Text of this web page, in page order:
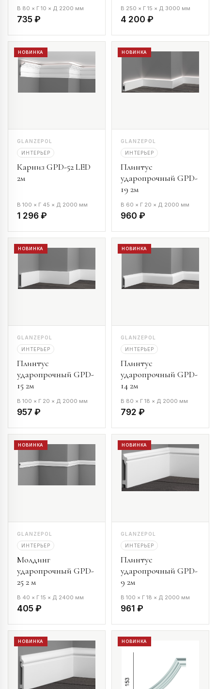
В 80 × Г 10 × Д 2200 мм
735 ₽
В 250 × Г 15 × Д 3000 мм
4 200 ₽
НОВИНКА
GLANZEPOL
ИНТЕРЬЕР
Карниз GPD-52 LED
2м
В 100 × Г 45 × Д 2000 мм
1 296 ₽
НОВИНКА
GLANZEPOL
ИНТЕРЬЕР
Плинтус
ударопрочный GPD-
19 2м
В 60 × Г 20 × Д 2000 мм
960 ₽
НОВИНКА
GLANZEPOL
ИНТЕРЬЕР
Плинтус
ударопрочный GPD-
15 2м
В 100 × Г 20 × Д 2000 мм
957 ₽
НОВИНКА
GLANZEPOL
ИНТЕРЬЕР
Плинтус
ударопрочный GPD-
14 2м
В 80 × Г 18 × Д 2000 мм
792 ₽
НОВИНКА
GLANZEPOL
ИНТЕРЬЕР
Молдинг
ударопрочный GPD-
25 2 м
В 40 × Г 15 × Д 2400 мм
405 ₽
НОВИНКА
GLANZEPOL
ИНТЕРЬЕР
Плинтус
ударопрочный GPD-
9 2м
В 100 × Г 18 × Д 2000 мм
961 ₽
НОВИНКА НОВИНКА